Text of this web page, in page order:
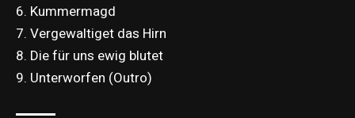
6. Kummermagd
7. Vergewaltiget das Hirn
8. Die für uns ewig blutet
9. Unterworfen (Outro)